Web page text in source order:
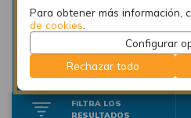
FILTRA LOS
RESULTADOS
Para obtener más información,
de cookies
Configurar
Rechazar todo